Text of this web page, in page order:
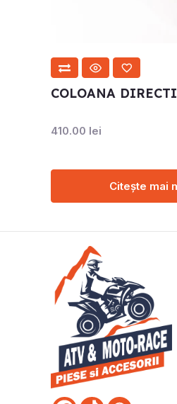
COLOANA
410.00 lei
Citește mai